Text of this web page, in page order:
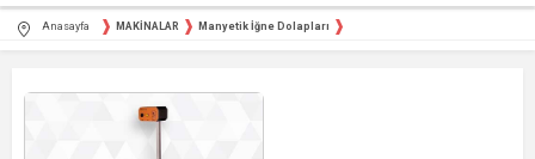
Anasayfa MAKİNALAR Manyetik İğne Dolapları